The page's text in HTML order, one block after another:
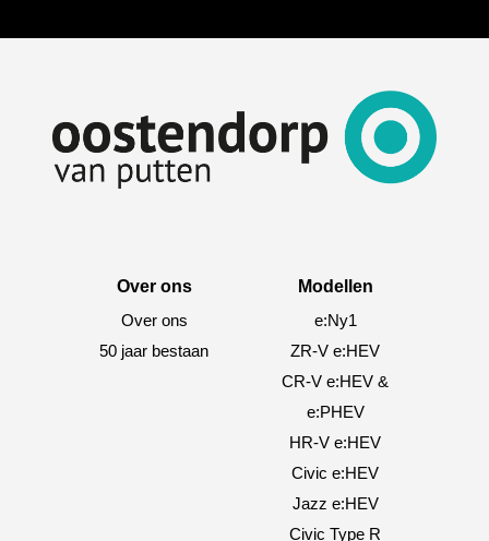
Over ons
Over ons
50 jaar bestaan
Modellen
e:Ny1
ZR-V e:HEV
CR-V e:HEV &
e:PHEV
HR-V e:HEV
Civic e:HEV
Jazz e:HEV
Civic Type R